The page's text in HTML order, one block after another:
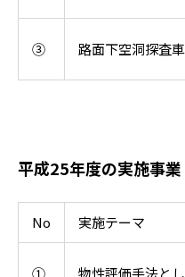
③ 路面下空洞探査
平成25年度の実施事業
No 実施テーマ
① 物性評価手法と